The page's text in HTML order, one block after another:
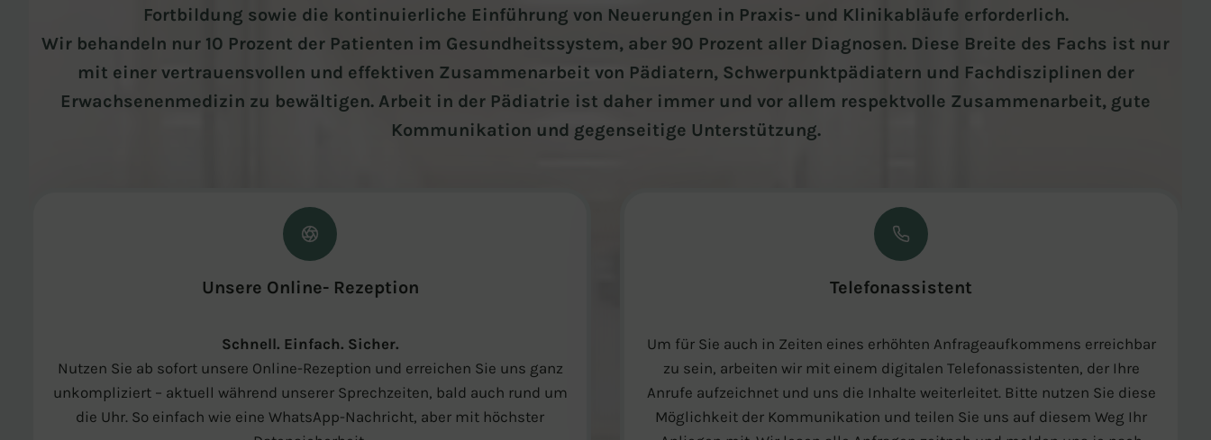
Fortbildung sowie die kontinuierliche Einführung von Neuerungen in Praxis- und Klinikabläufe erforderlich.
Wir behandeln nur 10 Prozent der Patienten im Gesundheitssystem, aber 90 Prozent aller Diagnosen. Diese Breite des Fachs ist nur
mit einer vertrauensvollen und effektiven Zusammenarbeit von Pädiatern, Schwerpunktpädiatern und Fachdisziplinen der
Erwachsenenmedizin zu bewältigen. Arbeit in der Pädiatrie ist daher immer und vor allem respektvolle Zusammenarbeit, gute
Kommunikation und gegenseitige Unterstützung.
Unsere Online- Rezeption
Schnell. Einfach. Sicher.
Nutzen Sie ab sofort unsere Online-Rezeption und erreichen Sie uns ganz
unkompliziert – aktuell während unserer Sprechzeiten, bald auch rund um
die Uhr. So einfach wie eine WhatsApp-Nachricht, aber mit höchster
Telefonassistent
Um für Sie auch in Zeiten eines erhöhten Anfrageaufkommens erreichbar
zu sein, arbeiten wir mit einem digitalen Telefonassistenten, der Ihre
Anrufe aufzeichnet und uns die Inhalte weiterleitet. Bitte nutzen Sie diese
Möglichkeit der Kommunikation und teilen Sie uns auf diesem Weg Ihr